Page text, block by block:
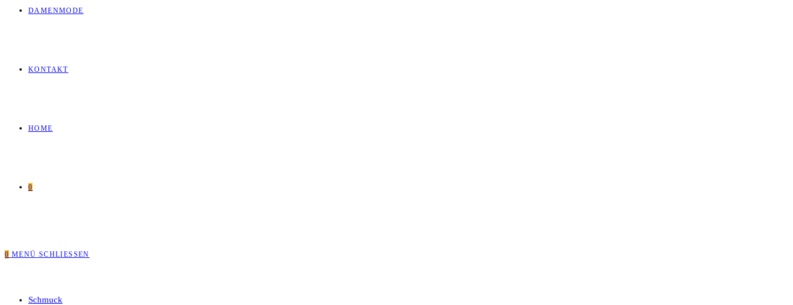
DAMENMODE
KONTAKT
HOME
0
0 MENÜ SCHLIESSEN
Schmuck